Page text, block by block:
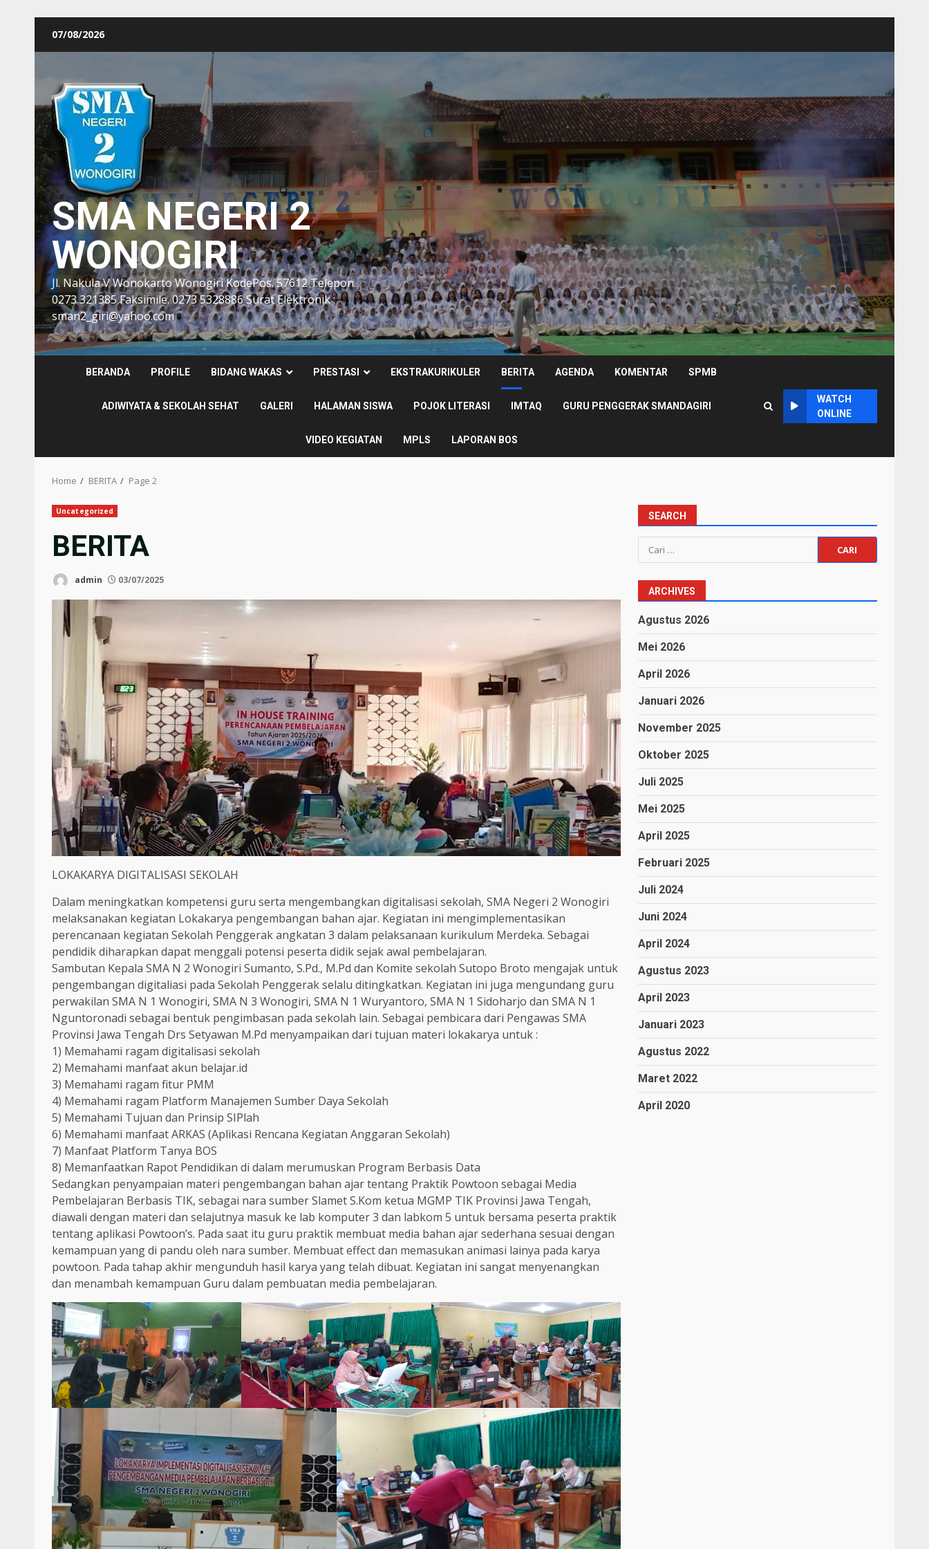
07/08/2026
SMA NEGERI 2
WONOGIRI
Jl. Nakula V Wonokarto Wonogiri KodePos. 57612 Telepon.
0273 321385 Faksimile. 0273 5328886 Surat Elektronik :
sman2_giri@yahoo.com
BERANDA PROFILE BIDANG WAKAS PRESTASI EKSTRAKURIKULER BERITA AGENDA KOMENTAR SPMB
ADIWIYATA & SEKOLAH SEHAT GALERI HALAMAN SISWA POJOK LITERASI IMTAQ GURU PENGGERAK SMANDAGIRI
VIDEO KEGIATAN MPLS LAPORAN BOS
WATCH
ONLINE
Home BERITA Page 2
Uncategorized
BERITA
admin 03/07/2025
LOKAKARYA DIGITALISASI SEKOLAH
Dalam meningkatkan kompetensi guru serta mengembangkan digitalisasi sekolah, SMA Negeri 2 Wonogiri
melaksanakan kegiatan Lokakarya pengembangan bahan ajar. Kegiatan ini mengimplementasikan
perencanaan kegiatan Sekolah Penggerak angkatan 3 dalam pelaksanaan kurikulum Merdeka. Sebagai
pendidik diharapkan dapat menggali potensi peserta didik sejak awal pembelajaran.
Sambutan Kepala SMA N 2 Wonogiri Sumanto, S.Pd., M.Pd dan Komite sekolah Sutopo Broto mengajak untuk
pengembangan digitaliasi pada Sekolah Penggerak selalu ditingkatkan. Kegiatan ini juga mengundang guru
perwakilan SMA N 1 Wonogiri, SMA N 3 Wonogiri, SMA N 1 Wuryantoro, SMA N 1 Sidoharjo dan SMA N 1
Nguntoronadi sebagai bentuk pengimbasan pada sekolah lain. Sebagai pembicara dari Pengawas SMA
Provinsi Jawa Tengah Drs Setyawan M.Pd menyampaikan dari tujuan materi lokakarya untuk :
1) Memahami ragam digitalisasi sekolah
2) Memahami manfaat akun belajar.id
3) Memahami ragam fitur PMM
4) Memahami ragam Platform Manajemen Sumber Daya Sekolah
5) Memahami Tujuan dan Prinsip SIPlah
6) Memahami manfaat ARKAS (Aplikasi Rencana Kegiatan Anggaran Sekolah)
7) Manfaat Platform Tanya BOS
8) Memanfaatkan Rapot Pendidikan di dalam merumuskan Program Berbasis Data
Sedangkan penyampaian materi pengembangan bahan ajar tentang Praktik Powtoon sebagai Media
Pembelajaran Berbasis TIK, sebagai nara sumber Slamet S.Kom ketua MGMP TIK Provinsi Jawa Tengah,
diawali dengan materi dan selajutnya masuk ke lab komputer 3 dan labkom 5 untuk bersama peserta praktik
tentang aplikasi Powtoon’s. Pada saat itu guru praktik membuat media bahan ajar sederhana sesuai dengan
kemampuan yang di pandu oleh nara sumber. Membuat effect dan memasukan animasi lainya pada karya
powtoon. Pada tahap akhir mengunduh hasil karya yang telah dibuat. Kegiatan ini sangat menyenangkan
dan menambah kemampuan Guru dalam pembuatan media pembelajaran.
SEARCH
Cari
untuk:
ARCHIVES
Agustus 2026
Mei 2026
April 2026
Januari 2026
November 2025
Oktober 2025
Juli 2025
Mei 2025
April 2025
Februari 2025
Juli 2024
Juni 2024
April 2024
Agustus 2023
April 2023
Januari 2023
Agustus 2022
Maret 2022
April 2020